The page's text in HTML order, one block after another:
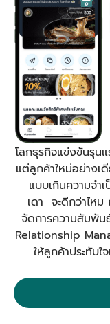
โลกธุรกิจแข่งขันรุน
แต่ลูกค้าใหม่อย่างเ
แบบเกินความจำ
เดา จะดีกว่าไหม
จัดการความสัมพัน
Relationship
ให้ลูกค้าประทับใ